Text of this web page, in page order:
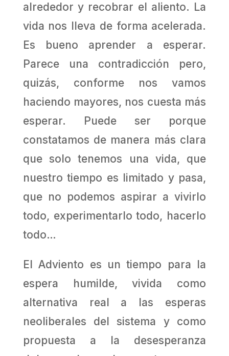
alrededor y recobrar el aliento. La
vida nos lleva de forma acelerada.
Es bueno aprender a esperar.
Parece una contradicción pero,
quizás, conforme nos vamos
haciendo mayores, nos cuesta más
esperar. Puede ser porque
constatamos de manera más clara
que solo tenemos una vida, que
nuestro tiempo es limitado y pasa,
que no podemos aspirar a vivirlo
todo, experimentarlo todo, hacerlo
todo…
El Adviento es un tiempo para la
espera humilde, vivida como
alternativa real a las esperas
neoliberales del sistema y como
propuesta a la desesperanza